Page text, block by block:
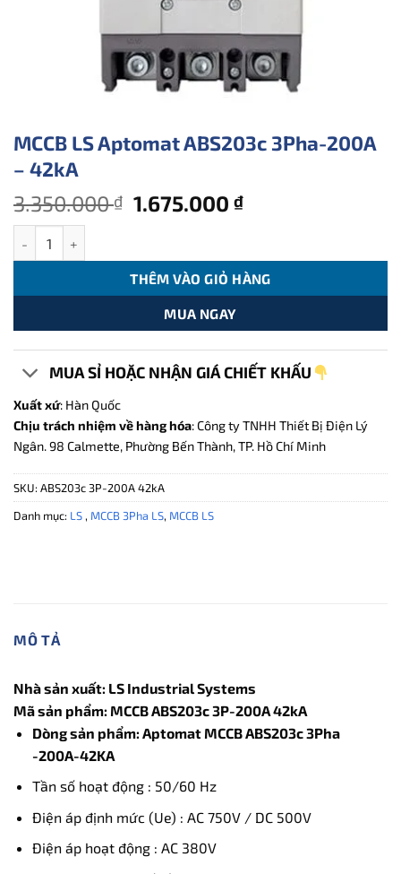
MCCB LS Aptomat ABS203c 3Pha-200A
– 42kA
3.350.000₫ Giá
3.350.000 ₫.
1.675.000₫Giá
là:
1.675.000 ₫.
THÊM VÀO GIỎ HÀNG
MUA NGAY
MUA SỈ HOẶC NHẬN GIÁ CHIẾT KHẤU
Xuất xứ: Hàn Quốc
Chịu trách nhiệm về hàng hóa: Công ty TNHH Thiết Bị Điện Lý
Ngân. 98 Calmette, Phường Bến Thành, TP. Hồ Chí Minh
SKU: ABS203c 3P-200A 42kA
Danh mục: LS , MCCB 3Pha LS, MCCB LS
MÔ TẢ
Nhà sản xuất: LS Industrial Systems
Mã sản phẩm: MCCB ABS203c 3P-200A 42kA
Dòng sản phẩm: Aptomat MCCB ABS203c 3Pha
-200A-42KA
Tần số hoạt động : 50/60 Hz
Điện áp định mức (Ue) : AC 750V / DC 500V
Điện áp hoạt động : AC 380V